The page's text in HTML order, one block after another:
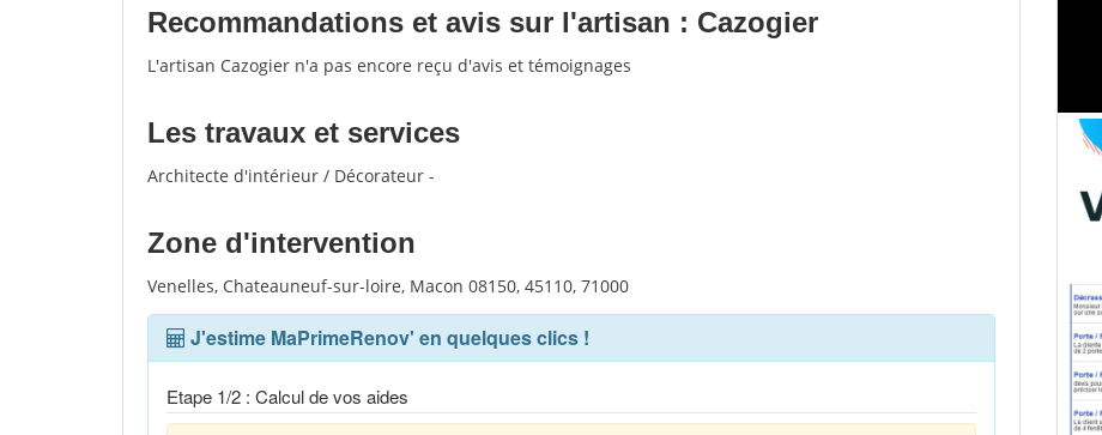
Recommandations et avis sur l'artisan : Cazogier
L'artisan Cazogier n'a pas encore reçu d'avis et témoignages
Les travaux et services
Architecte d'intérieur / Décorateur -
Zone d'intervention
Venelles, Chateauneuf-sur-loire, Macon 08150, 45110, 71000